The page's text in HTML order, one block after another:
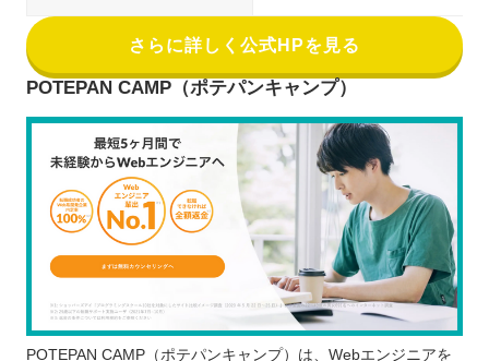
さらに詳しく公式HPを見る
POTEPAN CAMP（ポテパンキャンプ）
POTEPAN CAMP（ポテパンキャンプ）は、Webエンジニアを